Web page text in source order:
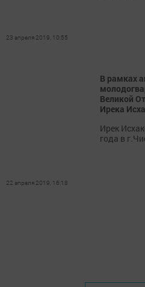
23 апреля 2019, 10:55
В рамках
Великой
Ирека
Ирек
года в
22 апреля 2019, 16:18